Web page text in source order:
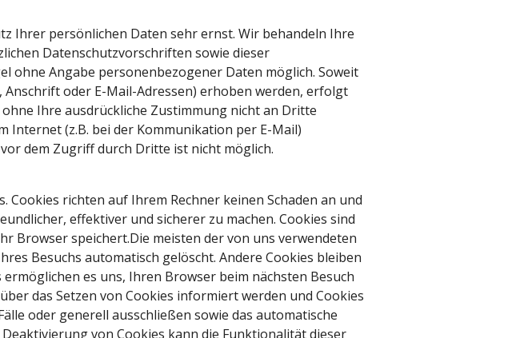
Ihrer persönlichen Daten sehr ernst. Wir behandeln Ihre
Datenschutzvorschriften sowie dieser
ohne Angabe personenbezogener Daten möglich. Soweit
oder E-Mail-Adressen) erhoben werden, erfolgt
Ihre ausdrückliche Zustimmung nicht an Dritte
Internet (z.B. bei der Kommunikation per E-Mail)
dem Zugriff durch Dritte ist nicht möglich.
richten auf Ihrem Rechner keinen Schaden an und
effektiver und sicherer zu machen. Cookies sind
Browser speichert.Die meisten der von uns verwendeten
Besuchs automatisch gelöscht. Andere Cookies bleiben
es uns, Ihren Browser beim nächsten Besuch
das Setzen von Cookies informiert werden und Cookies
oder generell ausschließen sowie das automatische
von Cookies kann die Funktionalität dieser